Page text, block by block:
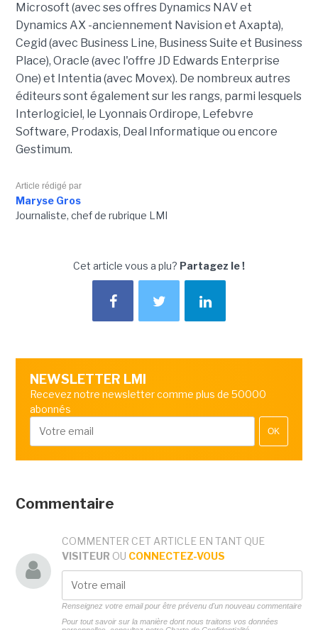
Microsoft (avec ses offres Dynamics NAV et
Dynamics AX -anciennement Navision et Axapta),
Cegid (avec Business Line, Business Suite et Business
Place), Oracle (avec l'offre JD Edwards Enterprise
One) et Intentia (avec Movex). De nombreux autres
éditeurs sont également sur les rangs, parmi lesquels
Interlogiciel, le Lyonnais Ordirope, Lefebvre
Software, Prodaxis, Deal Informatique ou encore
Gestimum.
Article rédigé par
Maryse Gros
Journaliste, chef de rubrique LMI
Cet article vous a plu? Partagez le !
NEWSLETTER LMI
Recevez notre newsletter comme plus de 50000
abonnés
OK
Commentaire
COMMENTER CET ARTICLE EN TANT QUE
VISITEUR OU CONNECTEZ-VOUS
Renseignez votre email pour être prévenu d'un nouveau commentaire
Pour tout savoir sur la manière dont nous traitons vos données